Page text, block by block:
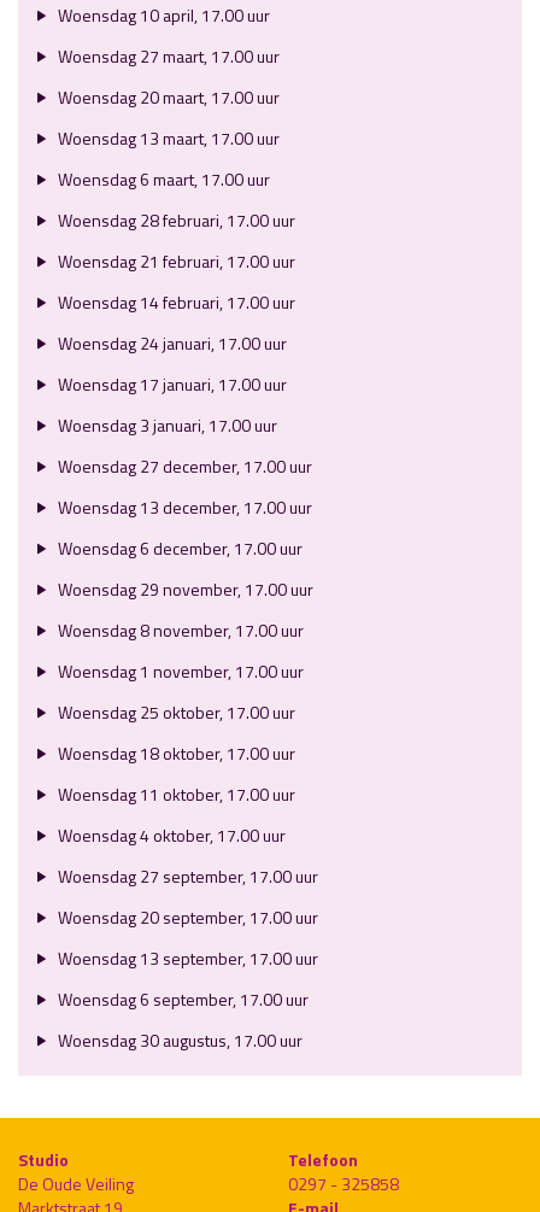
Woensdag 10 april, 17.00 uur
Woensdag 27 maart, 17.00 uur
Woensdag 20 maart, 17.00 uur
Woensdag 13 maart, 17.00 uur
Woensdag 6 maart, 17.00 uur
Woensdag 28 februari, 17.00 uur
Woensdag 21 februari, 17.00 uur
Woensdag 14 februari, 17.00 uur
Woensdag 24 januari, 17.00 uur
Woensdag 17 januari, 17.00 uur
Woensdag 3 januari, 17.00 uur
Woensdag 27 december, 17.00 uur
Woensdag 13 december, 17.00 uur
Woensdag 6 december, 17.00 uur
Woensdag 29 november, 17.00 uur
Woensdag 8 november, 17.00 uur
Woensdag 1 november, 17.00 uur
Woensdag 25 oktober, 17.00 uur
Woensdag 18 oktober, 17.00 uur
Woensdag 11 oktober, 17.00 uur
Woensdag 4 oktober, 17.00 uur
Woensdag 27 september, 17.00 uur
Woensdag 20 september, 17.00 uur
Woensdag 13 september, 17.00 uur
Woensdag 6 september, 17.00 uur
Woensdag 30 augustus, 17.00 uur
Studio
De Oude Veiling
Telefoon
0297 - 325858